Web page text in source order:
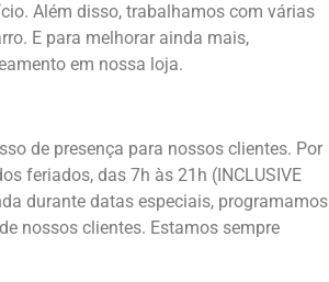
Além disso, trabalhamos com várias
E para melhorar ainda mais,
em nossa loja.
de presença para nossos clientes. Por
feriados, das 7h às 21h (INCLUSIVE
durante datas especiais, programamos
nossos clientes. Estamos sempre